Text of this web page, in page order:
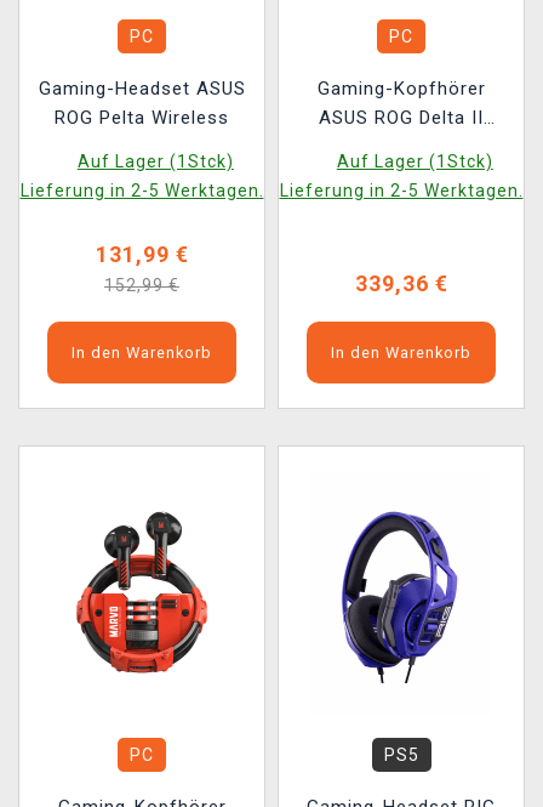
PC
Gaming-Headset ASUS
ROG Pelta Wireless
Auf Lager (1Stck)
Lieferung in 2-5 Werktagen.
131,99 €
152,99 €
In den Warenkorb
PC
Gaming-Kopfhörer
ASUS ROG Delta II
Productions
Auf Lager (1Stck)
Lieferung in 2-5 Werktagen.
339,36 €
In den Warenkorb
PC PS5